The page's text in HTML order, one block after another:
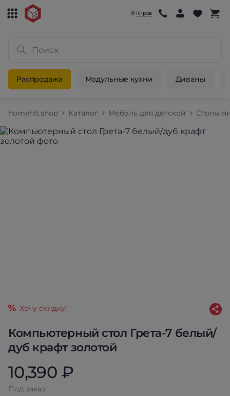
Киров
Распродажа Модульные кухни Диваны
homehit.shop Каталог Мебель для детской Столы
Компьютерный стол Грета-7 белый/
дуб крафт золотой
Хочу скидку!
10,390 ₽
Под заказ